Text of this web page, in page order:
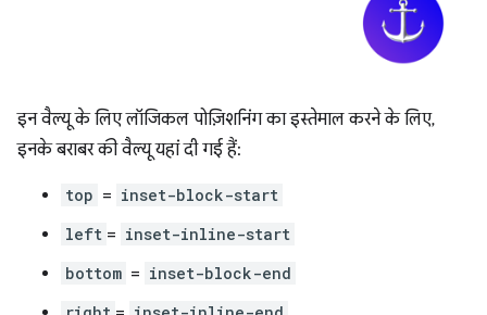
इन वैल्यू के लिए लॉजिकल पोज़िशनिंग का इस्तेमाल करने के लिए,
इनके बराबर की वैल्यू यहां दी गई हैं:
top = inset-block-start
left = inset-inline-start
bottom = inset-block-end